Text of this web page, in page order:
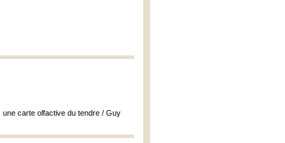
carte olfactive du tendre / Guy